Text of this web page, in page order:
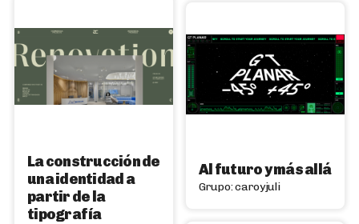
La construcción de
una identidad a
partir de la
tipografía
Al futuro y más allá
Grupo: caroyjuli